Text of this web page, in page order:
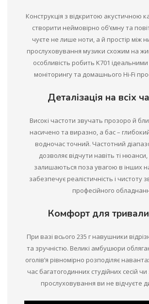
Конструкція з відкритою акустичною
створити неймовірно об’ємну та
чуєте не лише ноти, а й простір між
прослуховування музики схожим на
особливість робить K701 ідеальними
моніторингу та домашнього Hi-Fi
Деталізація на всіх
Високі частоти звучать прозоро й
насичено та виразно, а бас –
водночас точний. Частотний
дозволяє відчути навіть ті
залишаються поза увагою в інших
забезпечує реалістичність і чистоту
професійного
Комфорт для
При вазі всього 235 г навушники
та зручністю. Великі амбушюри
оголів’я рівномірно розподіляє
час багатогодинних студійних сесій
прослуховування ви не відчуєте